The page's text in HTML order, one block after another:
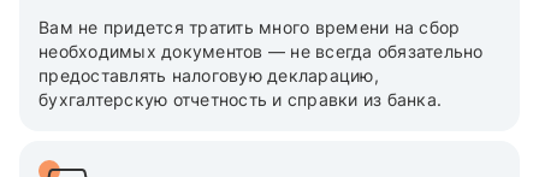
Вам не придется тратить много времени на сбор
необходимых документов — не всегда обязательно
предоставлять налоговую декларацию,
бухгалтерскую отчетность и справки из банка.